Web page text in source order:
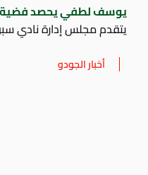
يوسف لطفي يحصد فضية
يتقدم مجلس إدارة نادي
أخبار الجودو